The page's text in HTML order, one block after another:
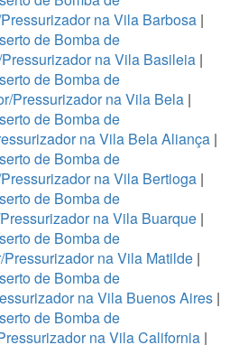
na Vila Barbosa|
de Bomba de
na Vila Basileia|
de Bomba de
Pressurizador na Vila Bela |
de Bomba de
na Vila Bela Aliança |
de Bomba de
na Vila Bertioga|
de Bomba de
na Vila Buarque |
de Bomba de
na Vila Matilde|
de Bomba de
na Vila Buenos Aires|
de Bomba de
na Vila California |